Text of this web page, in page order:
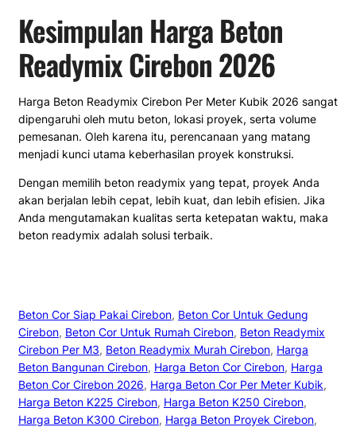
Kesimpulan Harga Beton
Readymix Cirebon 2026
Harga Beton Readymix Cirebon Per Meter Kubik 2026 sangat
dipengaruhi oleh mutu beton, lokasi proyek, serta volume
pemesanan. Oleh karena itu, perencanaan yang matang
menjadi kunci utama keberhasilan proyek konstruksi.
Dengan memilih beton readymix yang tepat, proyek Anda
akan berjalan lebih cepat, lebih kuat, dan lebih efisien. Jika
Anda mengutamakan kualitas serta ketepatan waktu, maka
beton readymix adalah solusi terbaik.
Beton Cor Siap Pakai Cirebon Beton Cor Untuk Gedung
Cirebon Beton Cor Untuk Rumah Cirebon Beton Readymix
Cirebon Per M3 Beton Readymix Murah Cirebon Harga
Beton Bangunan Cirebon Harga Beton Cor Cirebon Harga
Beton Cor Cirebon 2026 Harga Beton Cor Per Meter Kubik
Harga Beton K225 Cirebon Harga Beton K250 Cirebon
Harga Beton K300 Cirebon Harga Beton Proyek Cirebon